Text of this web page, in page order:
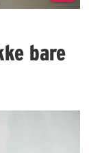
bare